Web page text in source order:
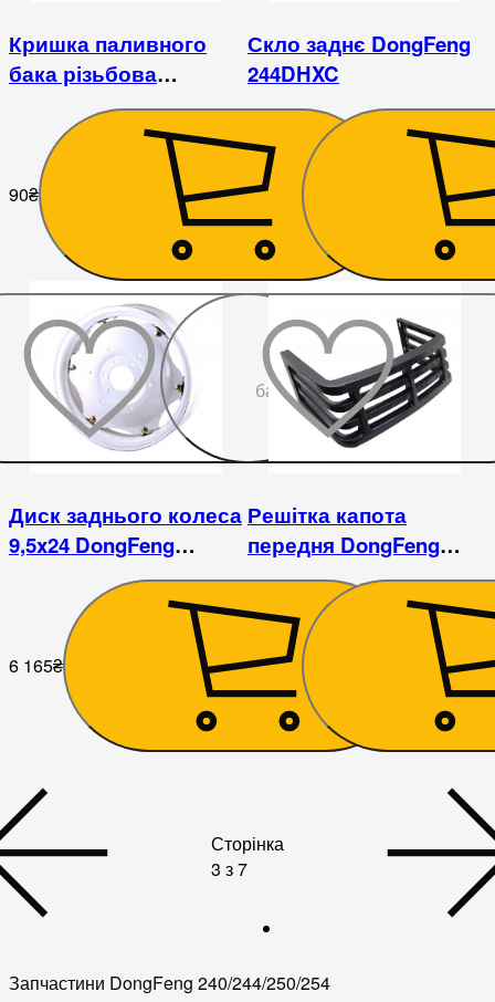
Кришка паливного
бака різьбова
(пластик) DongFeng
240/244
90₴
Скло заднє DongFeng
244DHXC
7 650
До
бажаного
Диск заднього колеса
9,5x24 DongFeng
6 165₴
Решітка капота
передня DongFeng
240/244
1 395₴
Сторінка
3 з 7
Запчастини DongFeng 240/244/250/254